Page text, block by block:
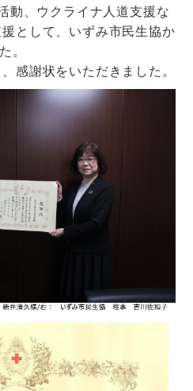
動、ウクライナ人道支援な
として、いずみ市民生協か
。
感謝状をいただきました。